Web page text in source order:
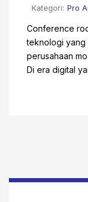
Kategori: Pro
Conference
teknologi yang
perusahaan
Di era digital